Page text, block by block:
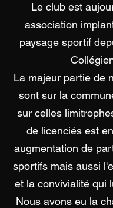
Le club est
association
paysage sportif
La majeur partie de
sont sur la
sur celles
de licenciés est
augmentation de
sportifs mais aussi
et la convivialité qui
Nous avons eu la